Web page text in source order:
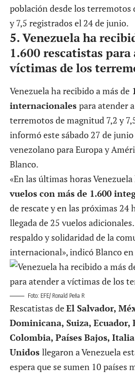
población desde los terremotos
y 7,5 registrados el 24 de junio.
5.Venezuela ha
1.600 rescatistas para
víctimas de los
Venezuela ha recibido a más de
internacionales para atender
terremotos de magnitud 7,2 y
informó este sábado 27 de
venezolano para Europa y
Blanco.
«En las últimas horas
vuelos con más de 1.600
de rescate y en las próximas 24
llegada de 25 vuelos
respaldo y solidaridad de la
internacional», indicó Blanco en
Foto: EFE/ Ronald Peña R
Rescatistas deEl Salvador,
Dominicana, Suiza, Ecuador,
Colombia, Países Bajos,
Unidos llegaron a Venezuela
espera que se sumen 10 países